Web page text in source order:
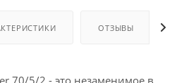
ОТЗЫВЫ
70/5/2 - это незаменимое в